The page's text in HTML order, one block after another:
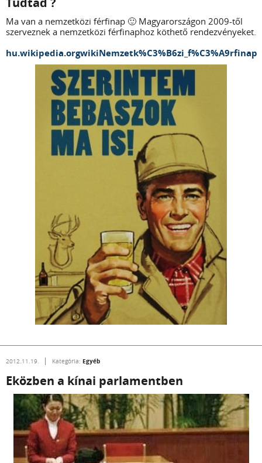
Ma van a nemzetközi férfinap 🙂 Magyarországon 2009-től
szerveznek a nemzetközi férfinaphoz köthető rendezvényeket.
hu.wikipedia.orgwikiNemzetk%C3%B6zi_f%C3%A9rfinap
2012.11.19. Kategória: Egyéb
Eközben a kínai parlamentben